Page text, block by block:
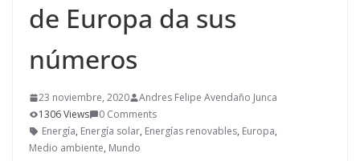
de Europa da sus
números
23 noviembre, 2020
Andres Felipe Avendaño Junca
1306 Views
0 Comments
Energía, Energía solar, Energías renovables, Europa,
Medio ambiente, Mundo